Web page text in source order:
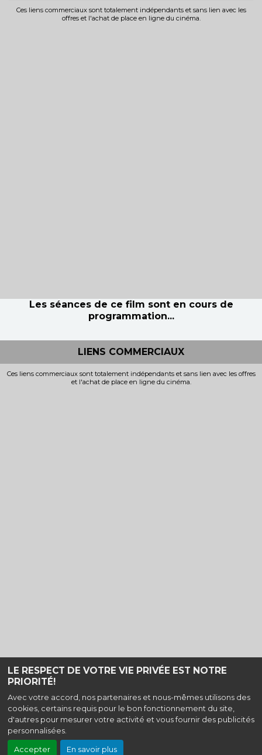
LE RESPECT DE VOTRE VIE PRIVÉE EST NOTRE
PRIORITÉ!
Avec votre accord, nos partenaires et nous-mêmes utilisons des
cookies, certains requis pour le bon fonctionnement du site,
d'autres pour mesurer votre activité et vous fournir des publicités
personnalisées.
Accepter En savoir plus
Ces liens commerciaux sont totalement indépendants et sans lien avec les
offres et l'achat de place en ligne du cinéma.
Les séances de ce film sont en cours de
programmation...
LIENS COMMERCIAUX
Ces liens commerciaux sont totalement indépendants et sans lien avec les offres
et l'achat de place en ligne du cinéma.
Haut de page
Cinéma Le Diamant, 6 Rue Alexandre Dumas, 38480 Pont de Beauvoisin
|Mentions légales|Contact | Tel : 04 76 32 93 26
Politique de confidentialité